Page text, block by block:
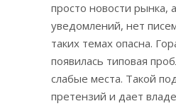
просто новости рынка,
уведомлений, нет
таких темах опасна.
появилась типовая
слабые места. Такой
претензий и дает